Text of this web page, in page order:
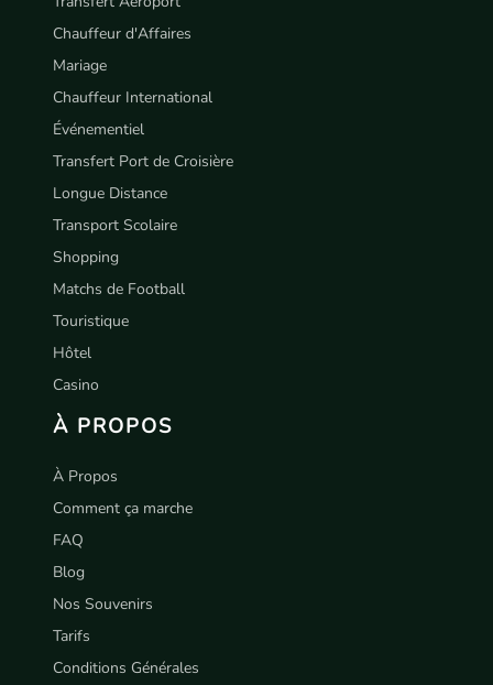
Chauffeur d'Affaires
Mariage
Chauffeur International
Événementiel
Transfert Port de Croisière
Longue Distance
Transport Scolaire
Shopping
Matchs de Football
Touristique
Hôtel
Casino
À PROPOS
À Propos
Comment ça marche
FAQ
Blog
Nos Souvenirs
Tarifs
Conditions Générales